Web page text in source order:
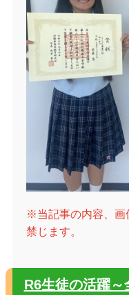
※当記事の内容、画
禁じます。
R6生徒の活躍～